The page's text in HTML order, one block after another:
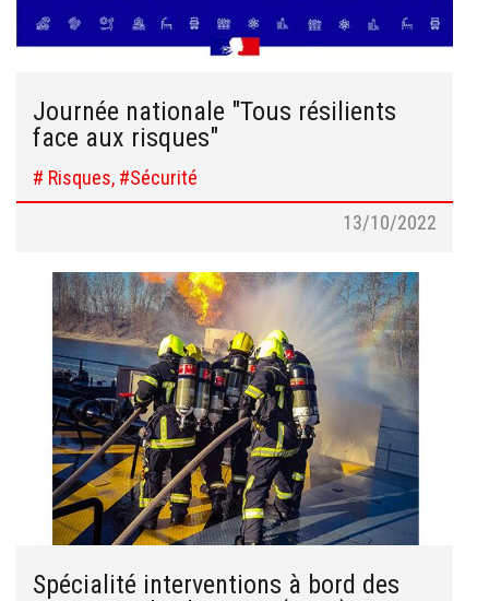
Journée nationale "Tous résilients
face aux risques"
# Risques, #Sécurité
13/10/2022
Spécialité interventions à bord des